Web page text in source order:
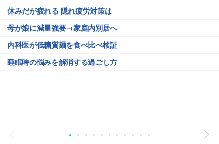
休みだが疲れる 隠れ疲労対策は
母が娘に減量強要→家庭内別居へ
内科医が低糖質麺を食べ比べ検証
睡眠時の悩みを解消する過ごし方